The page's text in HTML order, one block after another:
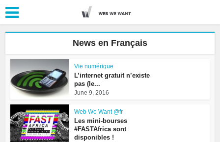
News en Français
Vie numérique
L’internet gratuit n’existe
pas (le...
June 9, 2016
Web We Want @fr
Les mini-bourses
#FASTAfrica sont
disponibles !